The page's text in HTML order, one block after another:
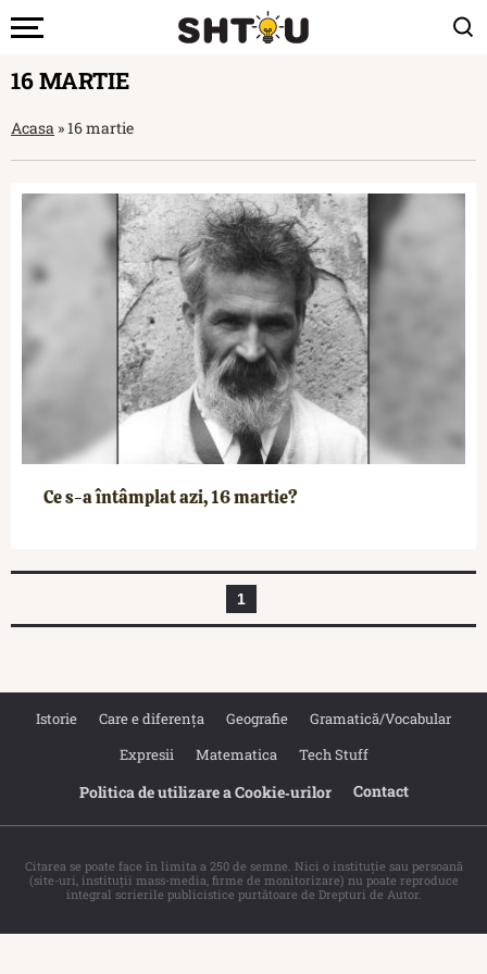
16 MARTIE
Acasa »16 martie
Ce s-a întâmplat azi, 16 martie?
1
Istorie Care e diferența Geografie
Gramatică/Vocabular
Expresii
Matematica Tech Stuff
Politica de utilizare a Cookie‐urilor Contact
Citarea se poate face în limita a 250 de semne. Nici o instituţie sau persoană
(site-uri, instituţii mass-media, firme de monitorizare) nu poate reproduce
integral scrierile publicistice purtătoare de Drepturi de Autor.